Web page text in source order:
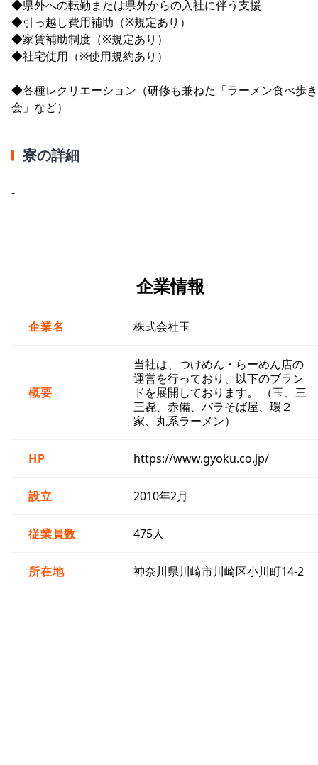
◆県外への転勤または県外からの入社に伴う支援
◆引っ越し費用補助（※規定あり）
◆家賃補助制度（※規定あり）
◆社宅使用（※使用規約あり）
◆各種レクリエーション（研修も兼ねた「ラーメン食べ歩き
会」など）
寮の詳細
-
企業情報
企業名 株式会社玉
概要
当社は、つけめん・らーめん店の
運営を行っており、以下のブラン
ドを展開しております。 （玉、三
三㐂、赤備、バラそば屋、環２
家、丸系ラーメン）
HP https://www.gyoku.co.jp/
設立 2010年2月
従業員数 475人
所在地 神奈川県川崎市川崎区小川町14-2